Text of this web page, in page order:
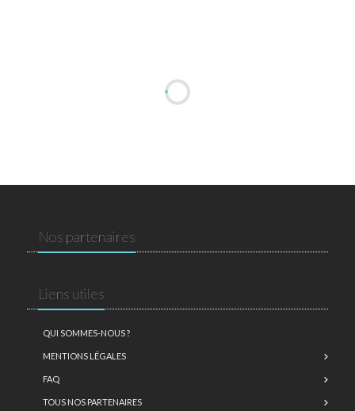
Nos partenaires
Liens utiles
QUI SOMMES-NOUS ?
MENTIONS LÉGALES
FAQ
TOUS NOS PARTENAIRES